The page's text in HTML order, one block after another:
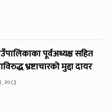
पूर्वअध्यक्ष सहित
भ्रष्टाचारको मुद्दा दायर
२०८३